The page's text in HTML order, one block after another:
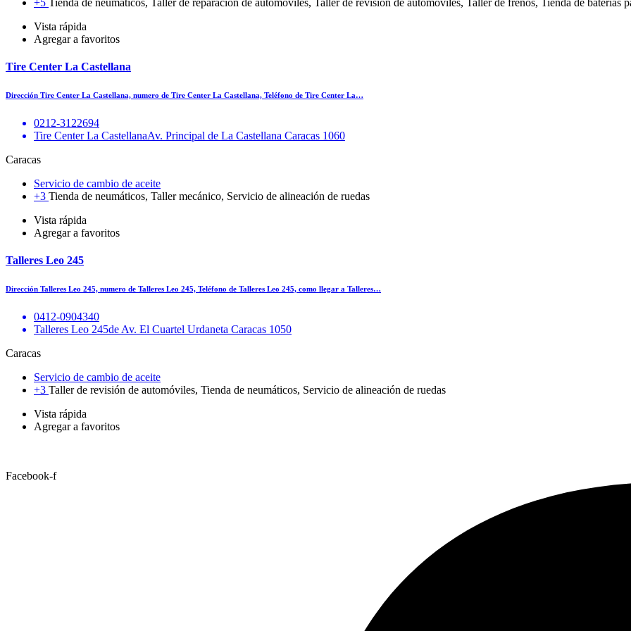
Vista rápida
Agregar a favoritos
Tire Center La Castellana
Dirección Tire Center La Castellana, numero de Tire Center La Castellana, Teléfono de Tire Center La…
0212-3122694
Tire Center La CastellanaAv. Principal de La Castellana Caracas 1060
Caracas
Servicio de cambio de aceite
+3 Tienda de neumáticos, Taller mecánico, Servicio de alineación de ruedas
Vista rápida
Agregar a favoritos
Talleres Leo 245
Dirección Talleres Leo 245, numero de Talleres Leo 245, Teléfono de Talleres Leo 245, como llegar a Talleres…
0412-0904340
Talleres Leo 245de Av. El Cuartel Urdaneta Caracas 1050
Caracas
Servicio de cambio de aceite
+3 Taller de revisión de automóviles, Tienda de neumáticos, Servicio de alineación de ruedas
Vista rápida
Agregar a favoritos
Facebook-f